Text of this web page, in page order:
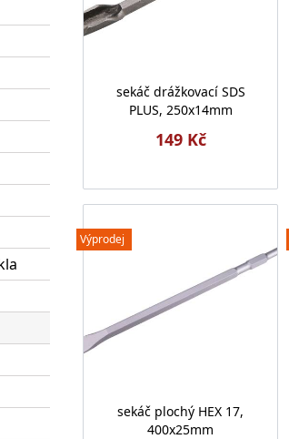
sekáč drážkovací SDS
PLUS, 250x14mm
149 Kč
Výprodej
sekáč plochý HEX 17,
400x25mm